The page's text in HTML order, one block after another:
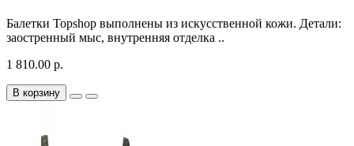
Балетки Topshop выполнены из искусственной кожи. Детали:
заостренный мыс, внутренняя отделка ..
1 810.00 р.
В корзину